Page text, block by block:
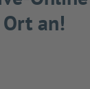
Ort an!